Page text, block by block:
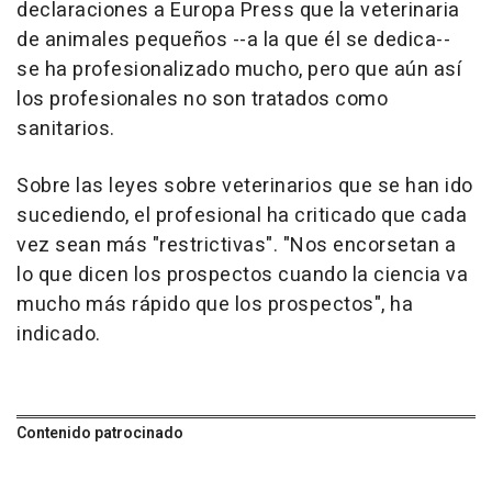
declaraciones a Europa Press que la veterinaria
de animales pequeños --a la que él se dedica--
se ha profesionalizado mucho, pero que aún así
los profesionales no son tratados como
sanitarios.
Sobre las leyes sobre veterinarios que se han ido
sucediendo, el profesional ha criticado que cada
vez sean más "restrictivas". "Nos encorsetan a
lo que dicen los prospectos cuando la ciencia va
mucho más rápido que los prospectos", ha
indicado.
Contenido patrocinado